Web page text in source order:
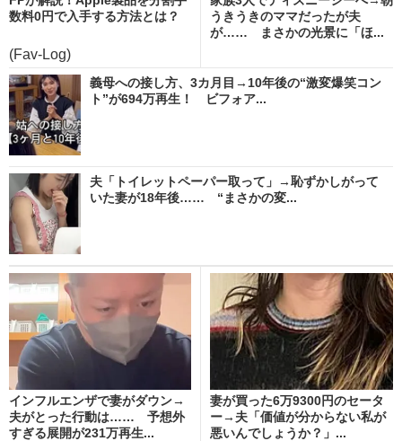
数料0円で入手する方法とは？
(Fav-Log)
うきうきのママだったが夫
が…… まさかの光景に「ほ...
義母への接し方、3カ月目→10年後の“激変爆笑コン
ト”が694万再生！ ビフォア...
夫「トイレットペーパー取って」→恥ずかしがって
いた妻が18年後…… “まさかの変...
インフルエンザで妻がダウン→
夫がとった行動は…… 予想外
すぎる展開が231万再生...
妻が買った6万9300円のセータ
ー→夫「価値が分からない私が
悪いんでしょうか？」...